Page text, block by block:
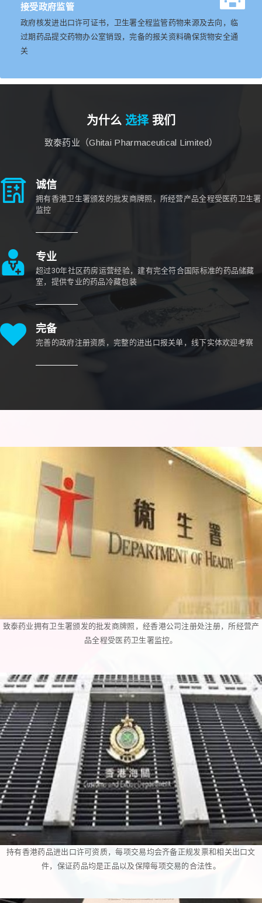
接受政府监管
政府核发进出口许可证书，卫生署全程监管药物来源及去向，临
过期药品提交药物办公室销毁，完备的报关资料确保货物安全通
关
为什么 选择我们
致泰药业（Ghitai Pharmaceutical Limited）
诚信
拥有香港卫生署颁发的批发商牌照，所经营产品全程受医药卫生署
监控
专业
超过30年社区药房运营经验，建有完全符合国际标准的药品储藏
室，提供专业的药品冷藏包装
完备
完善的政府注册资质，完整的进出口报关单，线下实体欢迎考察
致泰药业拥有卫生署颁发的批发商牌照，经香港公司注册处注册，所经营产
品全程受医药卫生署监控。
持有香港药品进出口许可资质，每项交易均会齐备正规发票和相关出口文
件，保证药品均是正品以及保障每项交易的合法性。